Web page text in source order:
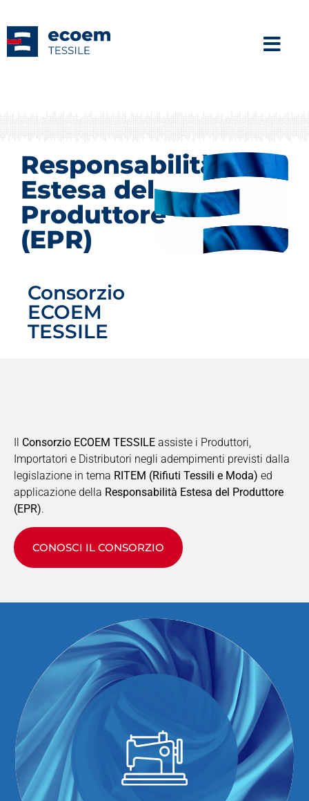
Responsabilità
Estesa del
Produttore
(EPR)
Consorzio
ECOEM
TESSILE
Il Consorzio ECOEM TESSILE assiste i Produttori,
Importatori e Distributori negli adempimenti previsti dalla
legislazione in tema RITEM (Rifiuti Tessili e Moda) ed
applicazione della Responsabilità Estesa del Produttore
(EPR).
CONOSCI IL CONSORZIO